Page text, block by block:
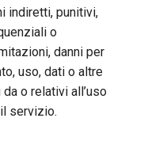
indiretti, punitivi,
o
danni per
uso, dati o altre
o relativi all’uso
servizio.